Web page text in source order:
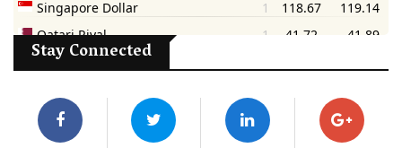
Stay Connected